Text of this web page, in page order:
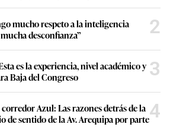
mucho respeto a la inteligencia
desconfianza”
2
es la experiencia, nivel académico y
Baja del Congreso
3
Azul: Las razones detrás de la
de sentido de la Av. Arequipa por parte4